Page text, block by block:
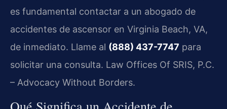
es fundamental contactar a un abogado de
accidentes de ascensor en Virginia Beach, VA,
de inmediato. Llame al (888) 437-7747 para
solicitar una consulta. Law Offices Of SRIS, P.C.
– Advocacy Without Borders.